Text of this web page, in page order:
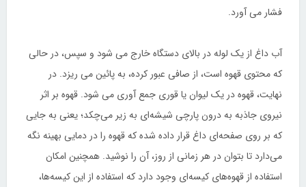
فشار می آورد.
آب داغ از یک لوله در بالای دستگاه خارج می شود و سپس، در حالی
که محتوی قهوه است، از صافی عبور کرده، به پائین می ریزد. در
نهایت، قهوه در یک لیوان یا قوری جمع آوری می شود. قهوه بر اثر
نیروی جاذبه به درون پارچی شیشه‌ای به زیر می‌چکد؛ یعنی به جایی
که بر روی صفحه‌ای داغ قرار داده شده که قهوه را در دمایی بهینه نگه
می‌دارد تا بتوان در هر زمانی از روز، آن را نوشید. همچنین امکان
استفاده از قهوه‌های کیسه‌ای وجود دارد که استفاده از این کیسه‌ها،